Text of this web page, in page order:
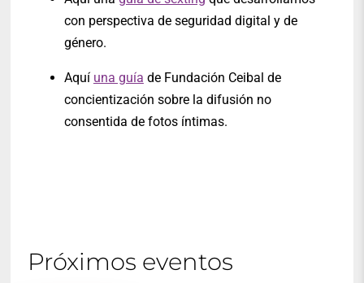
con perspectiva de seguridad digital y de
género.
Aquí una guía de Fundación Ceibal de
concientización sobre la difusión no
consentida de fotos íntimas.
Próximos eventos